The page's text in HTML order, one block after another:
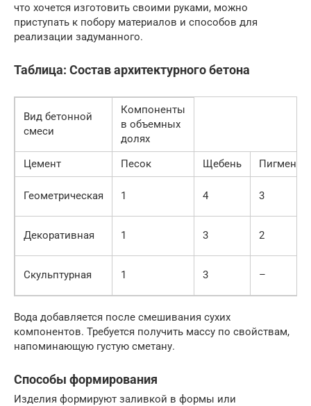
что хочется изготовить своими руками, можно
приступать к побору материалов и способов для
реализации задуманного.
Таблица: Состав архитектурного бетона
Вид бетонной
смеси
Компоненты
в объемных
долях
Цемент
Песок Щебень Пигмент
Геометрическая 1 4 3
Декоративная 1 3 2
Скульптурная 1 3 –
Вода добавляется после смешивания сухих
компонентов. Требуется получить массу по свойствам,
напоминающую густую сметану.
Способы формирования
Изделия формируют заливкой в формы или